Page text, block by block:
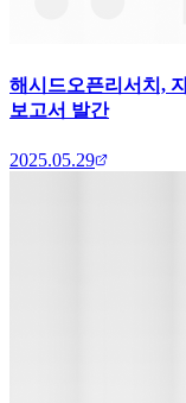
해시드오픈리서치,
보고서 발간
2025.05.29